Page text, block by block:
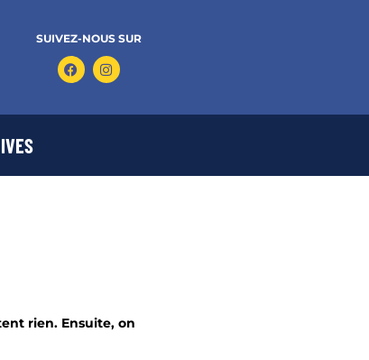
SUIVEZ-NOUS SUR
rien. Ensuite, on